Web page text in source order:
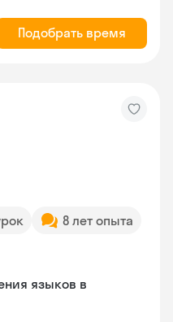
Подобрать время
8 лет опыта
языков в